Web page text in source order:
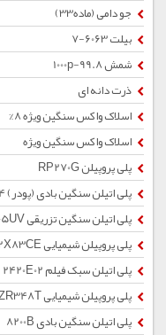
جو دامی (ماده33)
بیلت 6063-7
شمش 1000p-99.8
ذرت دانه ای
اسلاک واکس سنگین ویژه 8%
اسلاک واکس سنگین ویژه
پلی پروپیلن RP270G
پلی اتیلن سنگین بادی (پودر) BL4
پلی اتیلن سنگین تزریقی 60505UV
پلی پروپیلن شیمیایی EP2X83CE
پلی اتیلن سبک فیلم 2420E02
پلی پروپیلن شیمیایی ZR348T
پلی اتیلن سنگین بادی 8200B